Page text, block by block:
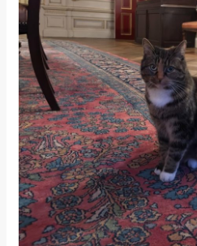
Aktuelnosti
Promo
About
Urban
Magazin